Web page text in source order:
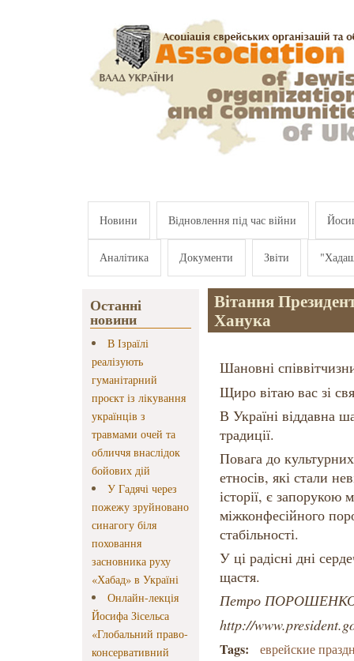
Новини Відновлення під час війни
Аналітика Документи Звіти
Останні
новини
В Ізраїлі
реалізують
гуманітарний
проєкт із лікування
українців з
травмами очей та
обличчя внаслідок
бойових дій
У Гадячі через
пожежу зруйновано
синагогу біля
поховання
засновника руху
«Хабад» в Україні
Онлайн-лекція
Йосифа Зісельса
«Глобальний право-
консервативний
Вітання
Ханука
Шановні
Щиро вітаю вас зі
В Україні віддавна
традиції.
Повага до
етносів, які стали
історії, є запорукою
міжконфесійного
стабільності.
У ці радісні дні
щастя.
Петро
http://
Tags: еврейские